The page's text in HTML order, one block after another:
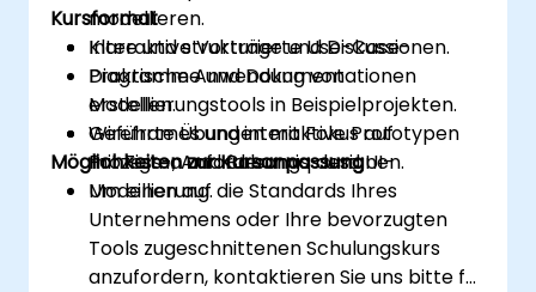
modellieren.
Klare und strukturierte Use-Case-
Diagramme und Dokumentationen
erstellen.
Wireframes und interaktive Prototypen
mit Figma und Balsamiq designen.
Kursformat
Interaktive Vorträge und Diskussionen.
Praktische Anwendung von
Modellierungstools in Beispielprojekten.
Geführte Übungen mit Fokus auf
Prozess-, Anforderungs- und UI-
Modellierung.
Möglichkeiten zur Kursanpassung
Um einen auf die Standards Ihres
Unternehmens oder Ihre bevorzugten
Tools zugeschnittenen Schulungskurs
anzufordern, kontaktieren Sie uns bitte für